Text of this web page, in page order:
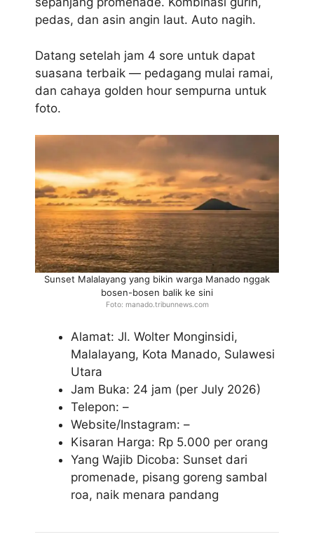
pedas, dan asin angin laut. Auto nagih.
Datang setelah jam 4 sore untuk dapat
suasana terbaik — pedagang mulai ramai,
dan cahaya golden hour sempurna untuk
foto.
Sunset Malalayang yang bikin warga Manado nggak
bosen-bosen balik ke sini
Foto: manado.tribunnews.com
Alamat: Jl. Wolter Monginsidi,
Malalayang, Kota Manado, Sulawesi
Utara
Jam Buka: 24 jam (per July 2026)
Telepon: –
Website/Instagram: –
Kisaran Harga: Rp 5.000 per orang
Yang Wajib Dicoba: Sunset dari
promenade, pisang goreng sambal
roa, naik menara pandang